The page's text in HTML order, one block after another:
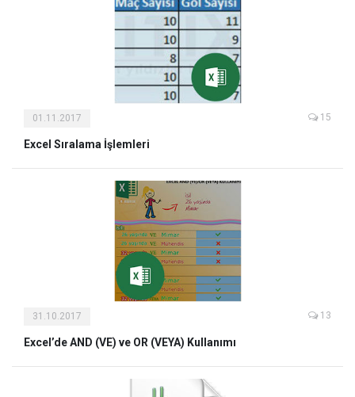
01.11.2017 15
Excel Sıralama İşlemleri
31.10.2017 13
Excel’de AND (VE) ve OR (VEYA) Kullanımı